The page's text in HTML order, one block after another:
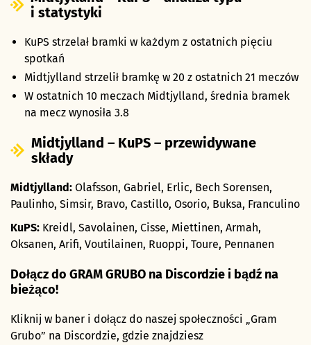
i statystyki
KuPS strzelał bramki w każdym z ostatnich pięciu
spotkań
Midtjylland strzelił bramkę w 20 z ostatnich 21 meczów
W ostatnich 10 meczach Midtjylland, średnia bramek
na mecz wynosiła 3.8
Midtjylland – KuPS – przewidywane
składy
Midtjylland: Olafsson, Gabriel, Erlic, Bech Sorensen,
Paulinho, Simsir, Bravo, Castillo, Osorio, Buksa, Franculino
KuPS: Kreidl, Savolainen, Cisse, Miettinen, Armah,
Oksanen, Arifi, Voutilainen, Ruoppi, Toure, Pennanen
Dołącz do GRAM GRUBO na Discordzie i bądź na
bieżąco!
Kliknij w baner i dołącz do naszej społeczności „Gram
Grubo” na Discordzie, gdzie znajdziesz